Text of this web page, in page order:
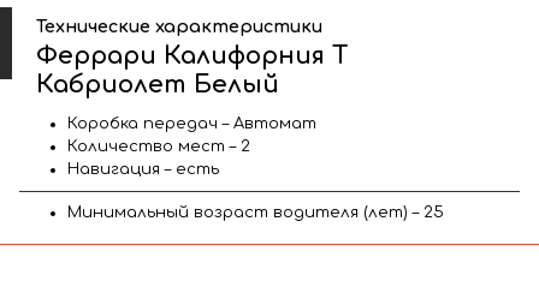
Технические характеристики
Феррари Калифорния Т
Кабриолет Белый
Коробка передач – Автомат
Количество мест – 2
Навигация – есть
Минимальный возраст водителя (лет) – 25